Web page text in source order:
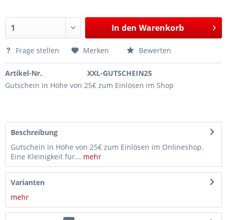
In den Warenkorb
Frage stellen Merken Bewerten
Artikel-Nr.
XXL-GUTSCHEIN25
Gutschein in Höhe von 25€ zum Einlösen im Shop
Beschreibung
Gutschein in Höhe von 25€ zum Einlösen im Onlineshop.
Eine Kleinigkeit für... mehr
Varianten
mehr